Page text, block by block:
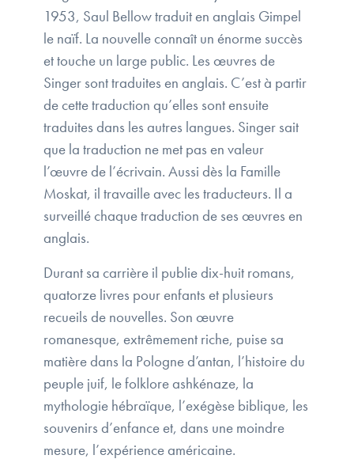
1953, Saul Bellow traduit en anglais Gimpel
le naïf. La nouvelle connaît un énorme succès
et touche un large public. Les œuvres de
Singer sont traduites en anglais. C’est à partir
de cette traduction qu’elles sont ensuite
traduites dans les autres langues. Singer sait
que la traduction ne met pas en valeur
l’œuvre de l’écrivain. Aussi dès la Famille
Moskat, il travaille avec les traducteurs. Il a
surveillé chaque traduction de ses œuvres en
anglais.
Durant sa carrière il publie dix-huit romans,
quatorze livres pour enfants et plusieurs
recueils de nouvelles. Son œuvre
romanesque, extrêmement riche, puise sa
matière dans la Pologne d’antan, l’histoire du
peuple juif, le folklore ashkénaze, la
mythologie hébraïque, l’exégèse biblique, les
souvenirs d’enfance et, dans une moindre
mesure, l’expérience américaine.